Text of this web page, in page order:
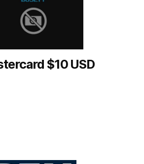
$10 USD